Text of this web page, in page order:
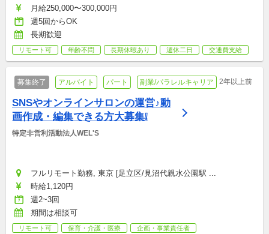
月給250,000〜300,000円
週5回からOK
長期歓迎
リモート可 年齢不問 長期休暇あり 週休二日 交通費支給
募集終了 アルバイト パート 副業/パラレルキャリア 2年以上前
SNSやオンラインサロンの運営♪動
画作成・編集できる方大募集❕
特定非営利活動法人WEL'S
フルリモート勤務, 東京 [足立区/見沼代親水公園駅 ...
時給1,120円
週2~3回
期間は相談可
リモート可 保育・介護・医療
企画・事業責任者